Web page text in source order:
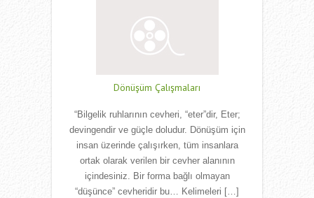
Dönüşüm Çalışmaları
“Bilgelik ruhlarının cevheri, “eter”dir, Eter;
devingendir ve güçle doludur. Dönüşüm için
insan üzerinde çalışırken, tüm insanlara
ortak olarak verilen bir cevher alanının
içindesiniz. Bir forma bağlı olmayan
“düşünce” cevheridir bu… Kelimeleri […]